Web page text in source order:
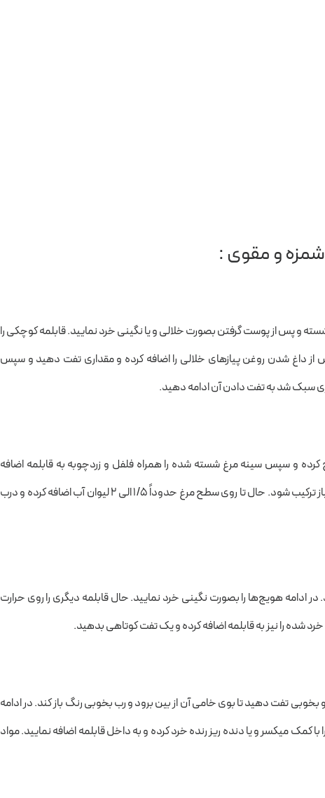
و مقوی :
شسته و پس از پوست گرفتن بصورت خلالی و یا نگینی خرد نمایید. قابلمه کوچکی را
از داغ شدن روغن پیازهای خلالی را اضافه کرده و مقداری تفت دهید و سپس
سبک شد به تفت دادن آن ادامه دهید.
کرده و سپس سینه مرغ شسته شده را همراه فلفل و زردچوبه به قابلمه اضافه
نمایید. شروع به تفت دادن مرغ کنید تا بخوبی با پیاز ترکیب شود. حال تا روی سطح مرغ حدوداً ۱/۵ الی ۲ لیوان آب اضافه کرده و درب
ادامه هویج‌ها را بصورت نگینی خرد نمایید. حال قابلمه دیگری را روی حرارت
خرد شده را نیز به قابلمه اضافه کرده و یک تفت کوتاهی بدهید.
تفت دهید تا بوی خامی آن از بین برود و رب بخوبی رنگ باز کند. در ادامه
میکسر و یا دنده ریز رنده خرد کرده و به داخل قابلمه اضافه نمایید. مواد